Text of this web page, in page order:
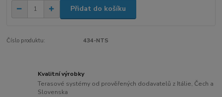
Přidat do košíku
Číslo produktu: 434-NTS
Kvalitní výrobky
Terasové systémy od prověřených dodavatelů z Itálie, Čech a
Slovenska